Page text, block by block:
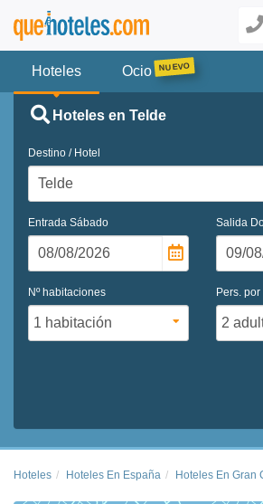
Hoteles Ocio
Hoteles en Telde
Destino / Hotel
Entrada Sábado Salida
Nº habitaciones Pers.
Hoteles Hoteles En España Hoteles En Gran